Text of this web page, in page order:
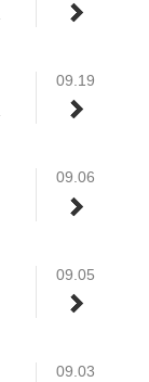
09.19
09.06
09.05
09.03